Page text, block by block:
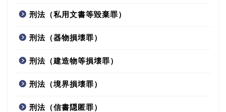
刑法（私用文書等毀棄罪）
刑法（器物損壊罪）
刑法（建造物等損壊罪）
刑法（境界損壊罪）
刑法（信書隠匿罪）